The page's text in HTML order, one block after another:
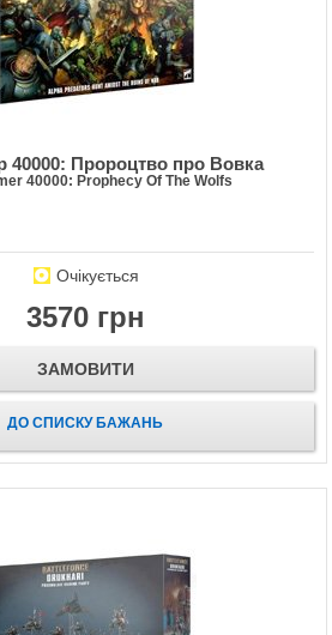
40000: Пророцтво про Вовка
40000: Prophecy Of The Wolfs
Очікується
3570 грн
ЗАМОВИТИ
ДО СПИСКУ БАЖАНЬ